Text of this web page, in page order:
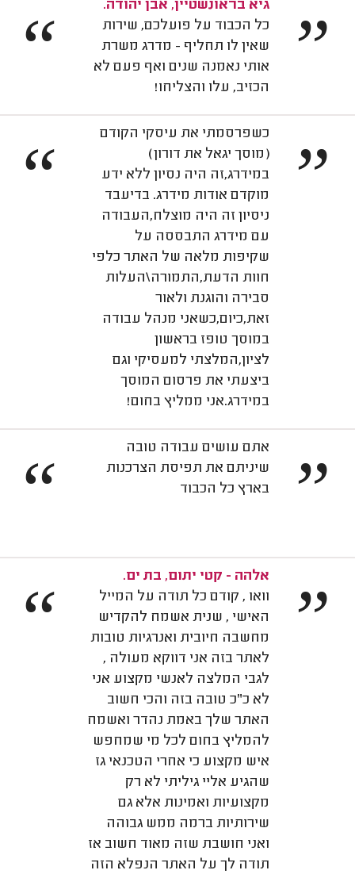
”
גיא בראונשטיין, אבן יהודה.
כל הכבוד על פועלכם, שירות
שאין לו תחליף - מדרג משרת
אותי נאמנה שנים ואף פעם לא
הכזיב, עלו והצליחו!
“
”
כשפרסמתי את עיסקי הקודם
(מוסך יגאל את דורון)
במידרג,זה היה נסיון ללא ידע
מוקדם אודות מידרג. בדיעבד
ניסיון זה היה מוצלח,העבודה
עם מידרג התבססה על
שקיפות מלאה של האתר כלפי
חוות הדעת,התמורה\העלות
סבירה והוגנת ולאור
זאת,כיום,כשאני מנהל עבודה
במוסך טופז בראשון
לציון,המלצתי למעסיקי וגם
ביצעתי את פרסום המוסך
במידרג.אני ממליץ בחום!
“
”
אתם עושים עבודה טובה
שיניתם את תפיסת הצרכנות
בארץ כל הכבוד
“
”
אלהה - קטי יתום, בת ים.
וואו , קודם כל תודה על המייל
האישי , שנית אשמח להקדיש
מחשבה חיובית ואנרגיות טובות
לאתר בזה אני דווקא מעולה ,
לגבי המלצה לאנשי מקצוע אני
לא כ"כ טובה בזה והכי חשוב
האתר שלך באמת נהדר ואשמח
להמליץ בחום לכל מי שמחפש
איש מקצוע כי אחרי הטכנאי גז
שהגיע אליי גיליתי לא רק
מקצועיות ואמינות אלא גם
שירותיות ברמה ממש גבוהה
ואני חושבת שזה מאוד חשוב אז
תודה לך על האתר הנפלא הזה
“